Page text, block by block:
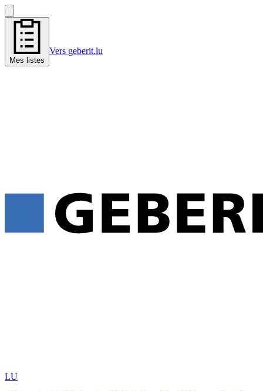
Mes listes
Vers geberit.lu
LU